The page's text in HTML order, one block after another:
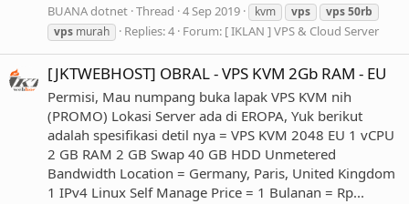
BUANA dotnet Thread 4 Sep 2019 kvm vps vps50rb
vps murah Replies: 4 Forum: [ IKLAN ] VPS & Cloud Server
[JKTWEBHOST] OBRAL - VPS KVM 2Gb RAM - EU
Permisi, Mau numpang buka lapak VPS KVM nih
(PROMO) Lokasi Server ada di EROPA, Yuk berikut
adalah spesifikasi detil nya = VPS KVM 2048 EU 1 vCPU
2 GB RAM 2 GB Swap 40 GB HDD Unmetered
Bandwidth Location = Germany, Paris, United Kingdom
1 IPv4 Linux Self Manage Price = 1 Bulanan = Rp...